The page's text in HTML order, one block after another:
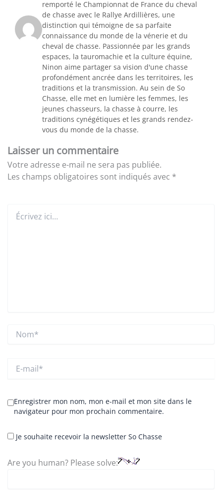
remporté le Championnat de France du cheval
de chasse avec le Rallye Ardillières, une
distinction qui témoigne de sa parfaite
connaissance du monde de la vénerie et du
cheval de chasse. Passionnée par les grands
espaces, la tauromachie et la culture équine,
Ninon aime partager sa vision d'une chasse
profondément ancrée dans les territoires, les
traditions et la transmission. Au sein de So
Chasse, elle met en lumière les femmes, les
jeunes chasseurs, la chasse à courre, les
traditions cynégétiques et les grands rendez-
vous du monde de la chasse.
Laisser un commentaire
Votre adresse e-mail ne sera pas publiée.
Les champs obligatoires sont indiqués avec *
ici…
mail*
Enregistrer mon nom, mon e-mail et mon site dans le
navigateur pour mon prochain commentaire.
Je souhaite recevoir la newsletter So Chasse
Are you human? Please solve: